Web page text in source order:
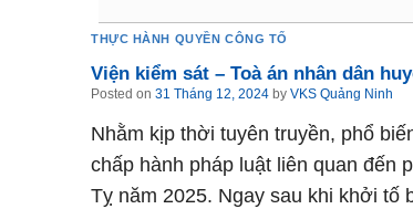
THỰC HÀNH QUYỀN CÔNG TỐ
Viện kiểm sát – Toà án nhân dân
Posted on 31 Tháng 12, 2024 by VKS Quảng Ninh
Nhằm kịp thời tuyên truyền, phổ
chấp hành pháp luật liên quan đến
Tỵ năm 2025. Ngay sau khi khởi tố